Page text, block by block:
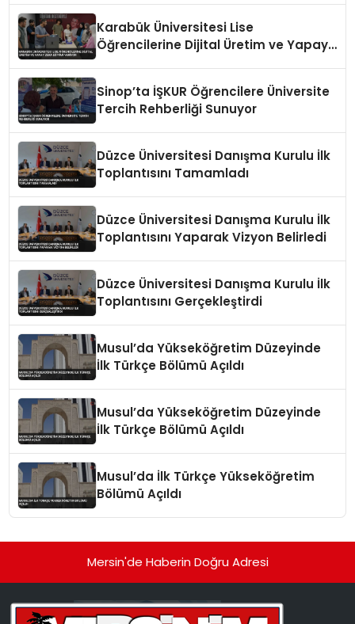
Karabük Üniversitesi Lise
Öğrencilerine Dijital Üretim ve Yapay
Sinop’ta İŞKUR Öğrencilere Üniversite
Tercih Rehberliği Sunuyor
Düzce Üniversitesi Danışma Kurulu İlk
Toplantısını Tamamladı
Düzce Üniversitesi Danışma Kurulu İlk
Toplantısını Yaparak Vizyon Belirledi
Düzce Üniversitesi Danışma Kurulu İlk
Toplantısını Gerçekleştirdi
Musul’da Yükseköğretim Düzeyinde
İlk Türkçe Bölümü Açıldı
Musul’da Yükseköğretim Düzeyinde
İlk Türkçe Bölümü Açıldı
Musul’da İlk Türkçe Yükseköğretim
Bölümü Açıldı
Mersin'de Haberin Doğru Adresi